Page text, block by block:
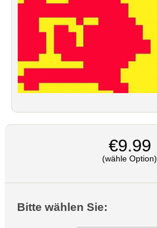
€9.99
(wähle Option)
Bitte wählen Sie: